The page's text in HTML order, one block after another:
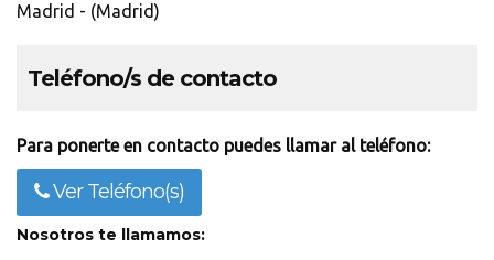
Madrid - (Madrid)
Teléfono/s de contacto
Para ponerte en contacto puedes llamar al teléfono:
Ver Teléfono(s)
Nosotros te llamamos: